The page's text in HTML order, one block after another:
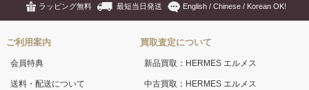
ラッピング無料 最短当日発送 English / Chinese / Korean OK!
ご利用案内
会員特典
送料・配送について
買取査定について
新品買取：HERMES エルメス
中古買取：HERMES エルメス